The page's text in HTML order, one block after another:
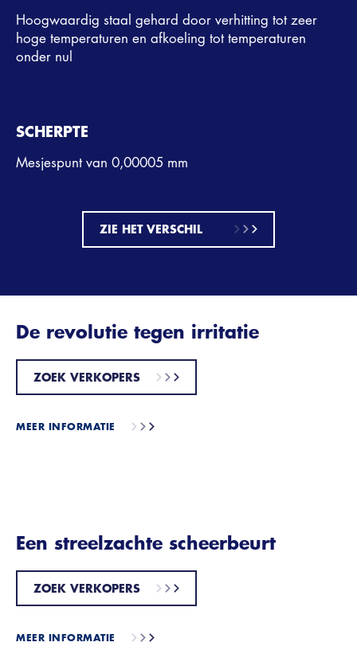
Hoogwaardig staal gehard door verhitting tot zeer
hoge temperaturen en afkoeling tot temperaturen
onder nul
SCHERPTE
Mesjespunt van 0,00005 mm
ZIE HET VERSCHIL
De revolutie tegen irritatie
ZOEK VERKOPERS
MEER INFORMATIE
Een streelzachte scheerbeurt
ZOEK VERKOPERS
MEER INFORMATIE